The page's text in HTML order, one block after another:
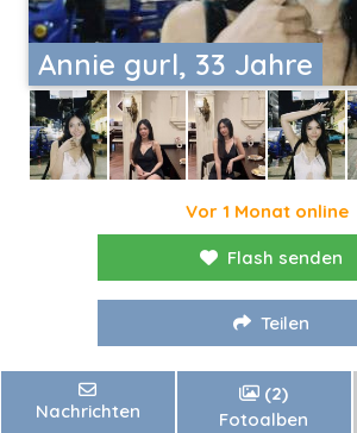
Annie gurl, 33 Jahre
Vor 1 Monat online
Flash senden
Teilen
Nachrichten
(2)
Fotoalben